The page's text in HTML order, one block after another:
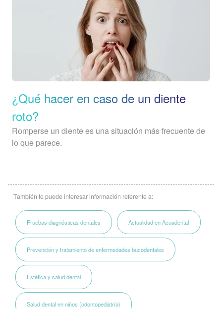
¿Qué hacer en caso de un diente
roto?
Romperse un diente es una situación más frecuente de
lo que parece.
También te puede interesar información referente a:
Pruebas diagnósticas dentales Actualidad en Acuadental
Prevención y tratamiento de enfermedades bucodentales
Estética y salud dental
Salud dental en niños (odontopediatría)